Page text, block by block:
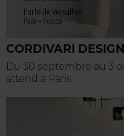
CORDIVARI
Du 30 septembre au 3
attend à Paris.